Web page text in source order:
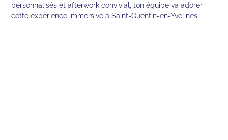
personnalisés et afterwork convivial, ton équipe va adorer
cette expérience immersive à Saint-Quentin-en-Yvelines.